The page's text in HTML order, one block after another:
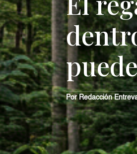
Por Redacción